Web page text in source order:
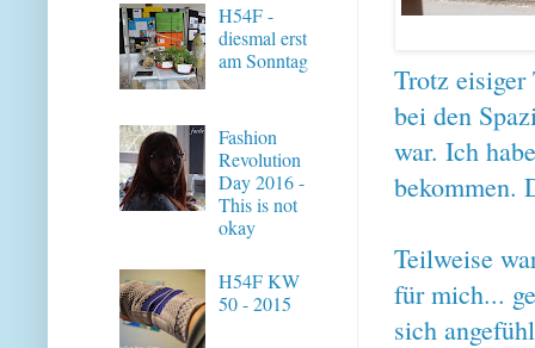
Trotz eisiger
bei den
war. Ich
bekommen.
Teilweise
für mich...
sich
H54F -
diesmal erst
am Sonntag
Fashion
Revolution
Day 2016 -
This is not
okay
H54F KW
50 - 2015